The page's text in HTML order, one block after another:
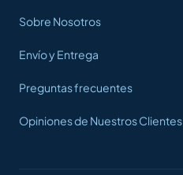
Sobre Nosotros
Envío y Entrega
Preguntas frecuentes
Opiniones de Nuestros Clientes